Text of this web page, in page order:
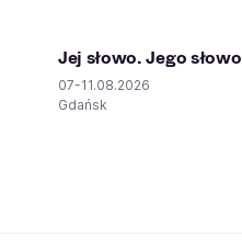
Jej słowo. Jego słowo
07-11.08.2026
Gdańsk